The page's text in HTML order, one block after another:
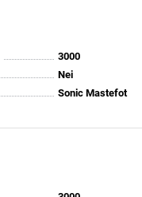
3000
Nei
Sonic Mastefot